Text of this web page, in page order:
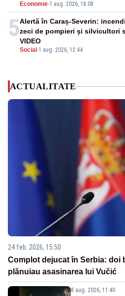
Economie-1 aug. 2026, 18:08
5
Social -1 aug. 2026, 12:44
Alertă în Caraș-Severin:
zeci de pompieri și silvicultori
VIDEO
ACTUALITATE
24 feb. 2026, 15:50
Complot dejucat în Serbia: doi
plănuiau asasinarea lui Vučić
8 aug. 2026, 11:40